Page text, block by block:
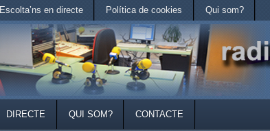
Escolta’ns en directe Política de cookies Qui som?
DIRECTE QUI SOM? CONTACTE